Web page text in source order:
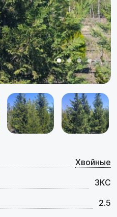
Хвойные
ЗКС
2.5